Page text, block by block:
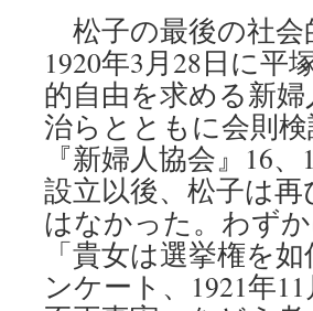
松子の最後の社会
1920年3月28日に
的自由を求める新
治らとともに会則
『新婦人協会』16
設立以後、松子は
はなかった。わず
「貴女は選挙権を
ンケート、1921年